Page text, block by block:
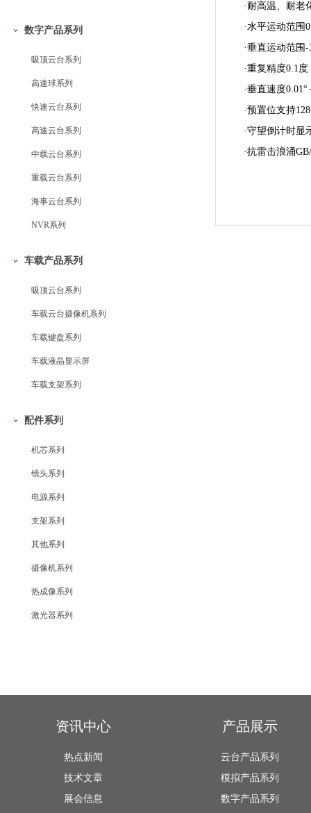
数字产品系列
吸顶云台系列
高速球系列
快速云台系列
高速云台系列
中载云台系列
重载云台系列
海事云台系列
NVR系列
车载产品系列
吸顶云台系列
车载云台摄像机系列
车载键盘系列
车载液晶显示屏
车载支架系列
配件系列
机芯系列
镜头系列
电源系列
支架系列
其他系列
摄像机系列
热成像系列
激光器系列
·耐高温、耐老
·水平运动范围 0
·垂直运动范围 -
·重复精度0.1度
·垂直速度0.01°
·预置位支持128
·守望倒计时显
·抗雷击浪涌
资讯中心
热点新闻
技术文章
展会信息
产品展示
云台产品系列
模拟产品系列
数字产品系列